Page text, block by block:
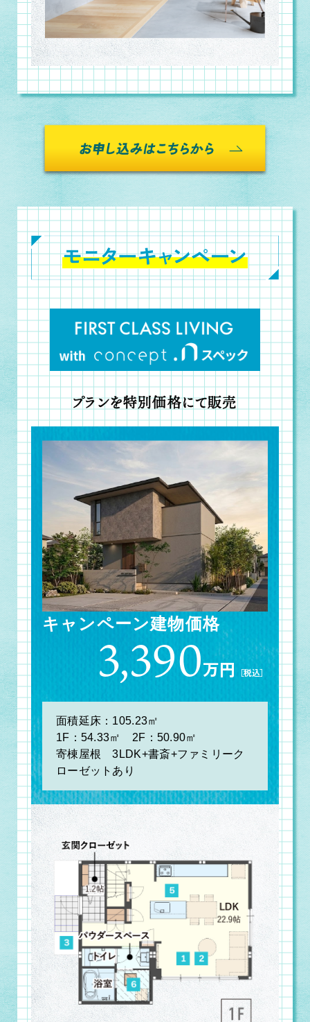
プランを特別価格にて販売
キャンペーン建物価格
3,390万円 ［税込］
面積延床：105.23㎡
1F：54.33㎡ 2F：50.90㎡
寄棟屋根 3LDK+書斎+ファミリーク
ローゼットあり